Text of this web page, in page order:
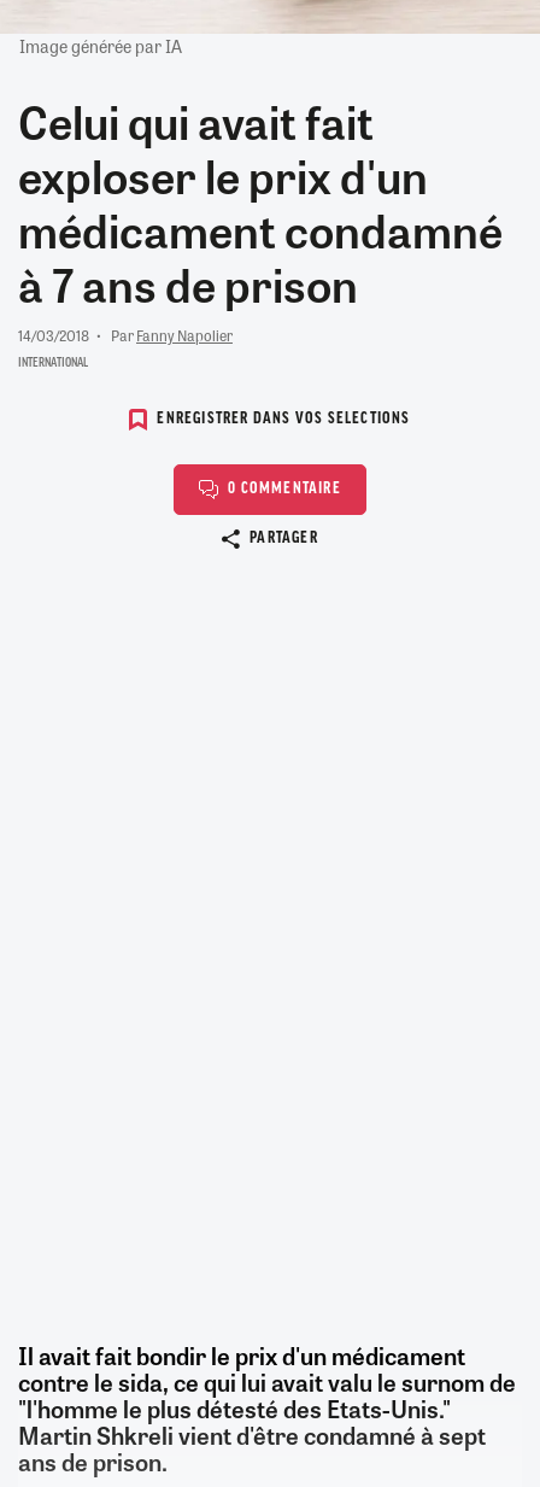
Image générée par IA
Celui qui avait fait
exploser le prix d'un
médicament condamné
à 7 ans de prison
14/03/2018 ParFanny Napolier
INTERNATIONAL
ENREGISTRER DANS VOS SELECTIONS
0 COMMENTAIRE
PARTAGER
Il avait fait bondir le prix d'un médicament
contre le sida, ce qui lui avait valu le surnom de
"l'homme le plus détesté des Etats-Unis."
Martin Shkreli vient d'être condamné à sept
ans de prison.